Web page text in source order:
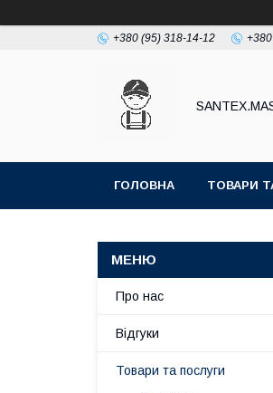
+380 (95) 318-14-12
ГОЛОВНА ТОВАРИ
Про нас
Відгуки
Товари та послуги